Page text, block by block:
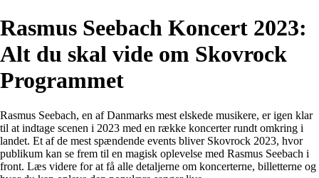
Rasmus Seebach Koncert 2023:
Alt du skal vide om Skovrock
Programmet
Rasmus Seebach, en af Danmarks mest elskede musikere, er igen klar
til at indtage scenen i 2023 med en række koncerter rundt omkring i
landet. Et af de mest spændende events bliver Skovrock 2023, hvor
publikum kan se frem til en magisk oplevelse med Rasmus Seebach i
front. Læs videre for at få alle detaljerne om koncerterne, billetterne og